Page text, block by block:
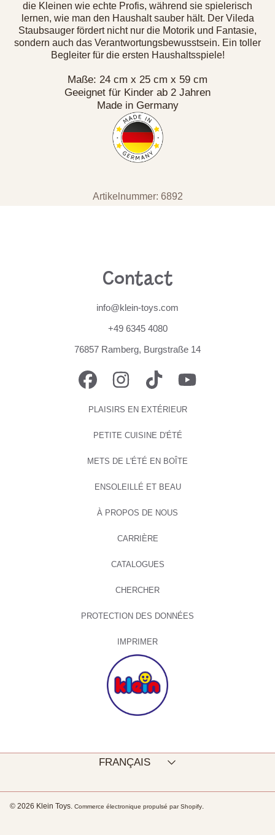
die Kleinen wie echte Profis, während sie spielerisch
lernen, wie man den Haushalt sauber hält. Der Vileda
Staubsauger fördert nicht nur die Motorik und Fantasie,
sondern auch das Verantwortungsbewusstsein. Ein toller
Begleiter für die ersten Haushaltsspiele!
Maße: 24 cm x 25 cm x 59 cm
Geeignet für Kinder ab 2 Jahren
Made in Germany
Artikelnummer: 6892
Contact
info@klein-toys.com
+49 6345 4080
76857 Ramberg, Burgstraße 14
FACEBOOKINSTAGRAMTIKTOK
PLAISIRS EN EXTÉRIEUR
PETITE CUISINE D'ÉTÉ
METS DE L'ÉTÉ EN BOÎTE
ENSOLEILLÉ ET BEAU
À PROPOS DE NOUS
CARRIÈRE
CATALOGUES
CHERCHER
PROTECTION DES DONNÉES
IMPRIMER
© 2026 Klein Toys. Commerce électronique propulsé par Shopify.
FRANÇAIS